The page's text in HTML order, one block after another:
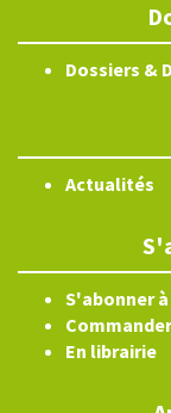
Dossiers &
Actualités
S'abonner
En librairie